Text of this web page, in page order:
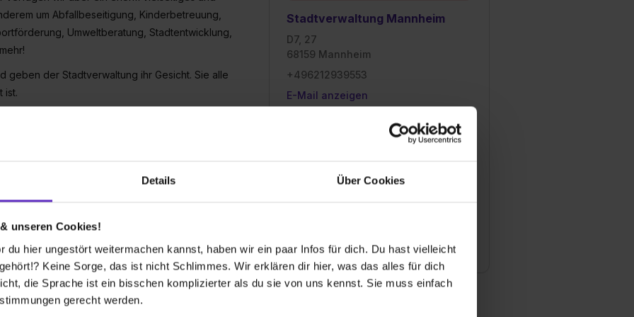
Details Über Cookies
unseren Cookies!
du hier ungestört weitermachen kannst, haben wir ein paar Infos für dich. Du hast vielleicht
Keine Sorge, das ist nicht Schlimmes. Wir erklären dir hier, was das alles für dich
die Sprache ist ein bisschen komplizierter als du sie von uns kennst. Sie muss einfach
gerecht werden.
Stadtverwaltung Mannheim
D7, 27
68159 Mannheim
+496212939553
E-Mail anzeigen
Öffentlicher Dienst
um Abfallbeseitigung, Kinderbetreuung,
Umweltberatung, Stadtentwicklung,
geben der Stadtverwaltung ihr Gesicht. Sie alle
ist.
herzlich willkommen, um unsere Stadt auch in
haben die Antwort!
technischen, kaufmännischen oder
Mannheim spannende und
während deiner Ausbildung aktiv mitgestalten
Ausbildungsberufen und
Studienangebot: von den